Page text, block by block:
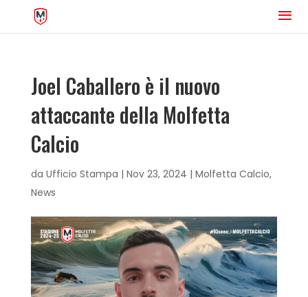
Joel Caballero è il nuovo
attaccante della Molfetta
Calcio
da Ufficio Stampa | Nov 23, 2024 | Molfetta Calcio,
News